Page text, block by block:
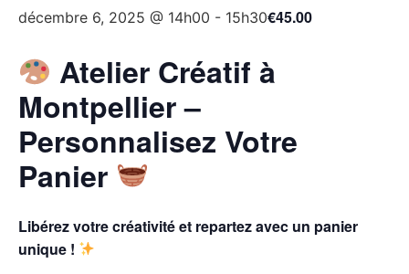
décembre 6, 2025 @ 14h00 - 15h30€45.00
Atelier Créatif à
Montpellier –
Personnalisez Votre
Panier
Libérez votre créativité et repartez avec un panier
unique !